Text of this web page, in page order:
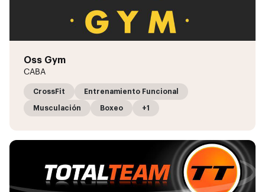
Oss Gym
CABA
CrossFit Entrenamiento Funcional
Musculación Boxeo +1